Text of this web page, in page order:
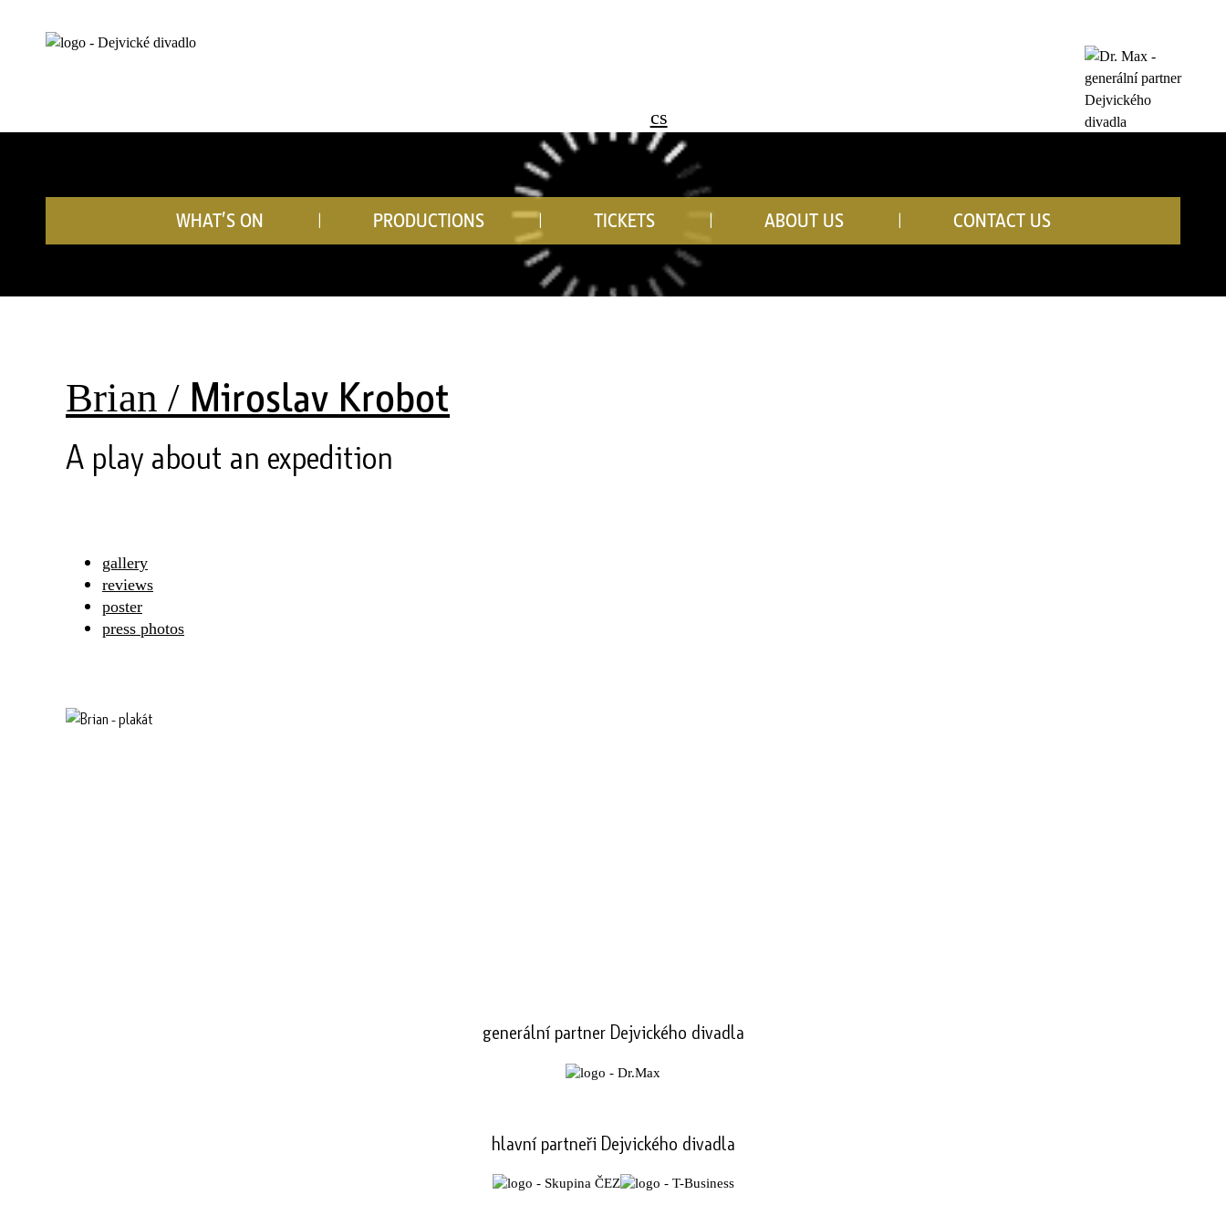
WHAT’S ON PRODUCTIONS TICKETS ABOUT US CONTACT US
cs
Brian / Miroslav Krobot
A play about an expedition
gallery
reviews
poster
press photos
generální partner Dejvického divadla
hlavní partneři Dejvického divadla